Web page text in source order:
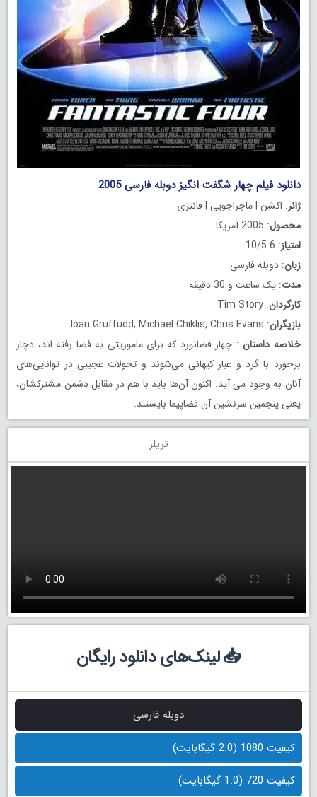
دانلود فیلم چهار شگفت انگیز دوبله فارسی 2005
ژانر: اکشن | ماجراجویی | فانتزی
محصول: 2005 آمریکا
امتیاز: 10/5.6
زبان: دوبله فارسی
مدت: یک ساعت و 30 دقیقه
کارگردان: Tim Story
بازیگران: Ioan Gruffudd, Michael Chiklis, Chris Evans
خلاصه داستان : چهار فضانورد که برای ماموریتی به فضا رفته اند، دچار
برخورد با گرد و غبار کیهانی می‌شوند و تحولات عجیبی در توانایی‌های
آنان به وجود می‌ آید. اکنون آن‌ها باید با هم در مقابل دشمن مشترکشان،
یعنی پنجمین سرنشین آن فضاپیما بایستند.
تریلر
📥 لینک‌های دانلود رایگان
دوبله فارسی
کیفیت 1080 (2.0 گیگابایت)
کیفیت 720 (1.0 گیگابایت)